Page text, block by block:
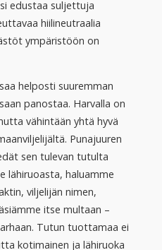
edustaa suljettuja
hiilineutraalia
ympäristöön on
saa helposti suuremman
panostaa. Harvalla on
vähintään yhtä hyvä
Punajuuren
sen tulevan tutulta
lähiruoasta, haluamme
viljelijän nimen,
itse multaan –
Tutun tuottamaa ei
kotimainen ja lähiruoka